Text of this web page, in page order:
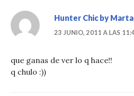
Hunter Chic by Marta
23 JUNIO, 2011 A LAS
que ganas de ver lo q hace!!
q chulo :))